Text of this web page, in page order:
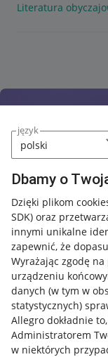
język
Dbamy o
Dzięki plikom
SDK) oraz
innymi unikalne
zapewnić, że
Wyrażając zgodę
urządzeniu
danych (w tym w
statystycznych)
Allegro dokładnie
Administratorem
w niektórych
Literatura